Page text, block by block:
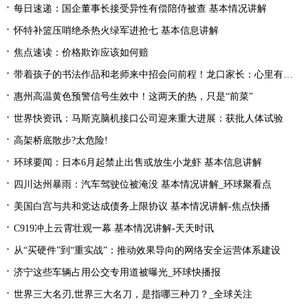
每日速递：国企董事长接受异性有偿陪侍被查 基本情况讲解
怀特补篮压哨绝杀热火绿军进抢七 基本信息讲解
焦点速读：价格欺诈应该如何赔
带着孩子的书法作品和老师来中招会问前程！龙口家长：心里有底了
惠州高温黄色预警信号生效中！这两天的热，只是“前菜”
世界快资讯：马斯克脑机接口公司迎来重大进展：获批人体试验
高架桥底散步?太危险!
环球要闻：日本6月起禁止出售或放生小龙虾 基本信息讲解
四川达州暴雨：汽车驾驶位被淹没 基本情况讲解_环球聚看点
美国白宫与共和党达成债务上限协议 基本情况讲解-焦点快播
C919冲上云霄壮观一幕 基本情况讲解-天天时讯
从“买硬件”到“重实战”：推动效果导向的网络安全运营体系建设
济宁这些车辆占用公交专用道被曝光_环球快播报
世界三大名刃,世界三大名刀，是指哪三种刀？_全球关注